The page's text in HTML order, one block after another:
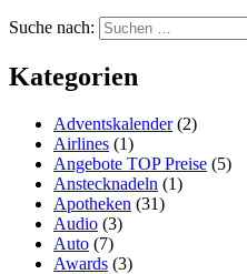
Suche nach:
Kategorien
Adventskalender(2)
Airlines (1)
Angebote TOP Preise (5)
Anstecknadeln (1)
Apotheken (31)
Audio (3)
Auto (7)
Awards (3)